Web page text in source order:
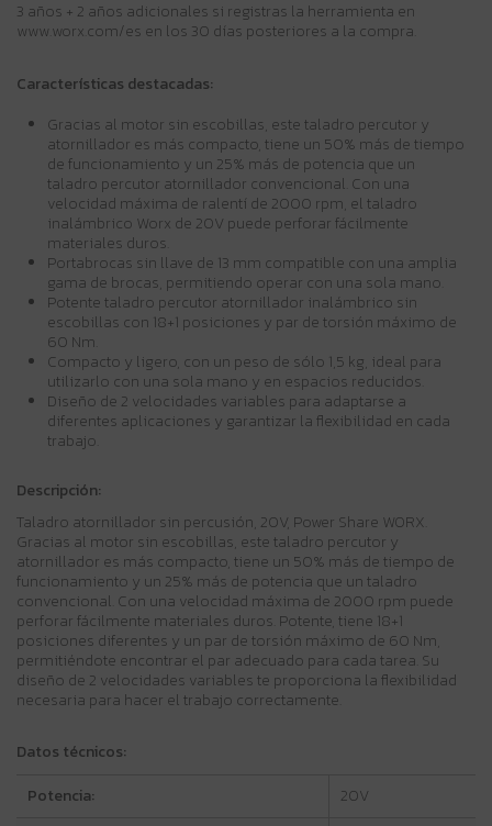
3 años + 2 años adicionales si registras la herramienta en
www.worx.com/es en los 30 días posteriores a la compra.
Características destacadas:
Gracias al motor sin escobillas, este taladro percutor y
atornillador es más compacto, tiene un 50% más de tiempo
de funcionamiento y un 25% más de potencia que un
taladro percutor atornillador convencional. Con una
velocidad máxima de ralentí de 2000 rpm, el taladro
inalámbrico Worx de 20V puede perforar fácilmente
materiales duros.
Portabrocas sin llave de 13 mm compatible con una amplia
gama de brocas, permitiendo operar con una sola mano.
Potente taladro percutor atornillador inalámbrico sin
escobillas con 18+1 posiciones y par de torsión máximo de
60 Nm.
Compacto y ligero, con un peso de sólo 1,5 kg, ideal para
utilizarlo con una sola mano y en espacios reducidos.
Diseño de 2 velocidades variables para adaptarse a
diferentes aplicaciones y garantizar la flexibilidad en cada
trabajo.
Descripción:
Taladro atornillador sin percusión, 20V, Power Share WORX.
Gracias al motor sin escobillas, este taladro percutor y
atornillador es más compacto, tiene un 50% más de tiempo de
funcionamiento y un 25% más de potencia que un taladro
convencional. Con una velocidad máxima de 2000 rpm puede
perforar fácilmente materiales duros. Potente, tiene 18+1
posiciones diferentes y un par de torsión máximo de 60 Nm,
permitiéndote encontrar el par adecuado para cada tarea. Su
diseño de 2 velocidades variables te proporciona la flexibilidad
necesaria para hacer el trabajo correctamente.
Datos técnicos:
Potencia:
20V